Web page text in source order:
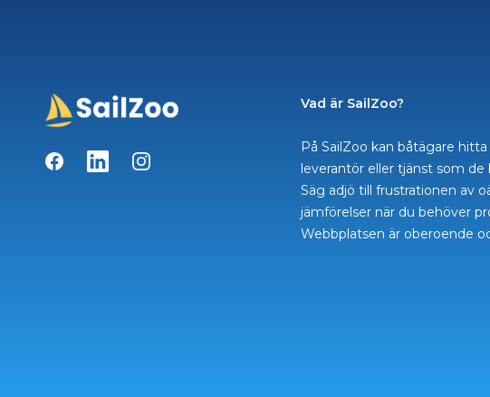
FacebookLinkedInInstagram
Vad är SailZoo?
På SailZoo kan båtägare
leverantör eller tjänst som de
Säg adjö till frustrationen av
jämförelser när du behöver
Webbplatsen är oberoende